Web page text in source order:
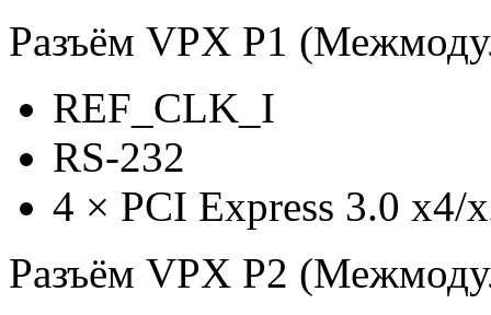
Разъём VPX P1
REF_CLK_I
RS-232
4 × PCI Express 3.0 x4/
Разъём VPX P2